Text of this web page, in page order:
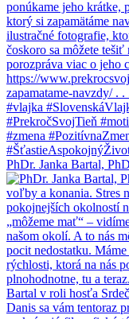
PhDr. Janka Bartal,